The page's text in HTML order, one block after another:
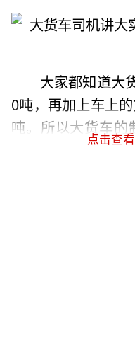
大家都知道大
0吨，再加上车上
吨。所以大货车的
有大货车司机开
点击查